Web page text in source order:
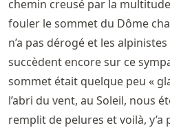
chemin creusé par la
fouler le sommet du Dôme
n’a pas dérogé et les
succèdent encore sur ce
sommet était quelque peu «
l’abri du vent, au Soleil, nous
remplit de pelures et voilà, y’a